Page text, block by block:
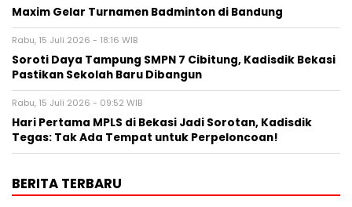
Maxim Gelar Turnamen Badminton di Bandung
Rabu, 15 Juli 2026 - 18:16 WIB
Soroti Daya Tampung SMPN 7 Cibitung, Kadisdik Bekasi
Pastikan Sekolah Baru Dibangun
Rabu, 15 Juli 2026 - 09:52 WIB
Hari Pertama MPLS di Bekasi Jadi Sorotan, Kadisdik
Tegas: Tak Ada Tempat untuk Perpeloncoan!
BERITA TERBARU